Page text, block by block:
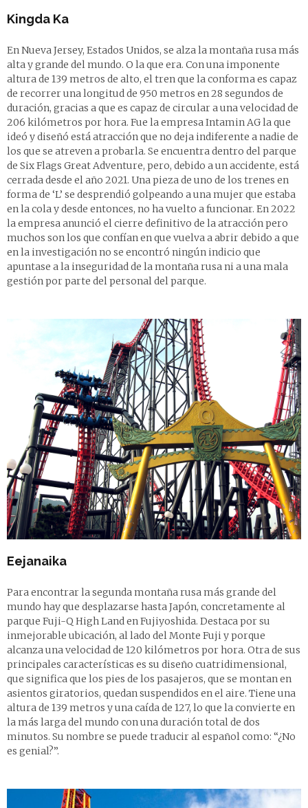
Kingda Ka
En Nueva Jersey, Estados Unidos, se alza la montaña rusa más
alta y grande del mundo. O la que era. Con una imponente
altura de 139 metros de alto, el tren que la conforma es capaz
de recorrer una longitud de 950 metros en 28 segundos de
duración, gracias a que es capaz de circular a una velocidad de
206 kilómetros por hora. Fue la empresa Intamin AG la que
ideó y diseñó está atracción que no deja indiferente a nadie de
los que se atreven a probarla. Se encuentra dentro del parque
de Six Flags Great Adventure, pero, debido a un accidente, está
cerrada desde el año 2021. Una pieza de uno de los trenes en
forma de ‘L’ se desprendió golpeando a una mujer que estaba
en la cola y desde entonces, no ha vuelto a funcionar. En 2022
la empresa anunció el cierre definitivo de la atracción pero
muchos son los que confían en que vuelva a abrir debido a que
en la investigación no se encontró ningún indicio que
apuntase a la inseguridad de la montaña rusa ni a una mala
gestión por parte del personal del parque.
Eejanaika
Para encontrar la segunda montaña rusa más grande del
mundo hay que desplazarse hasta Japón, concretamente al
parque Fuji-Q High Land en Fujiyoshida. Destaca por su
inmejorable ubicación, al lado del Monte Fuji y porque
alcanza una velocidad de 120 kilómetros por hora. Otra de sus
principales características es su diseño cuatridimensional,
que significa que los pies de los pasajeros, que se montan en
asientos giratorios, quedan suspendidos en el aire. Tiene una
altura de 139 metros y una caída de 127, lo que la convierte en
la más larga del mundo con una duración total de dos
minutos. Su nombre se puede traducir al español como: “¿No
es genial?”.